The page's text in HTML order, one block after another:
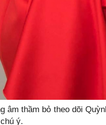
âm thầm bỏ theo dõi
ý.